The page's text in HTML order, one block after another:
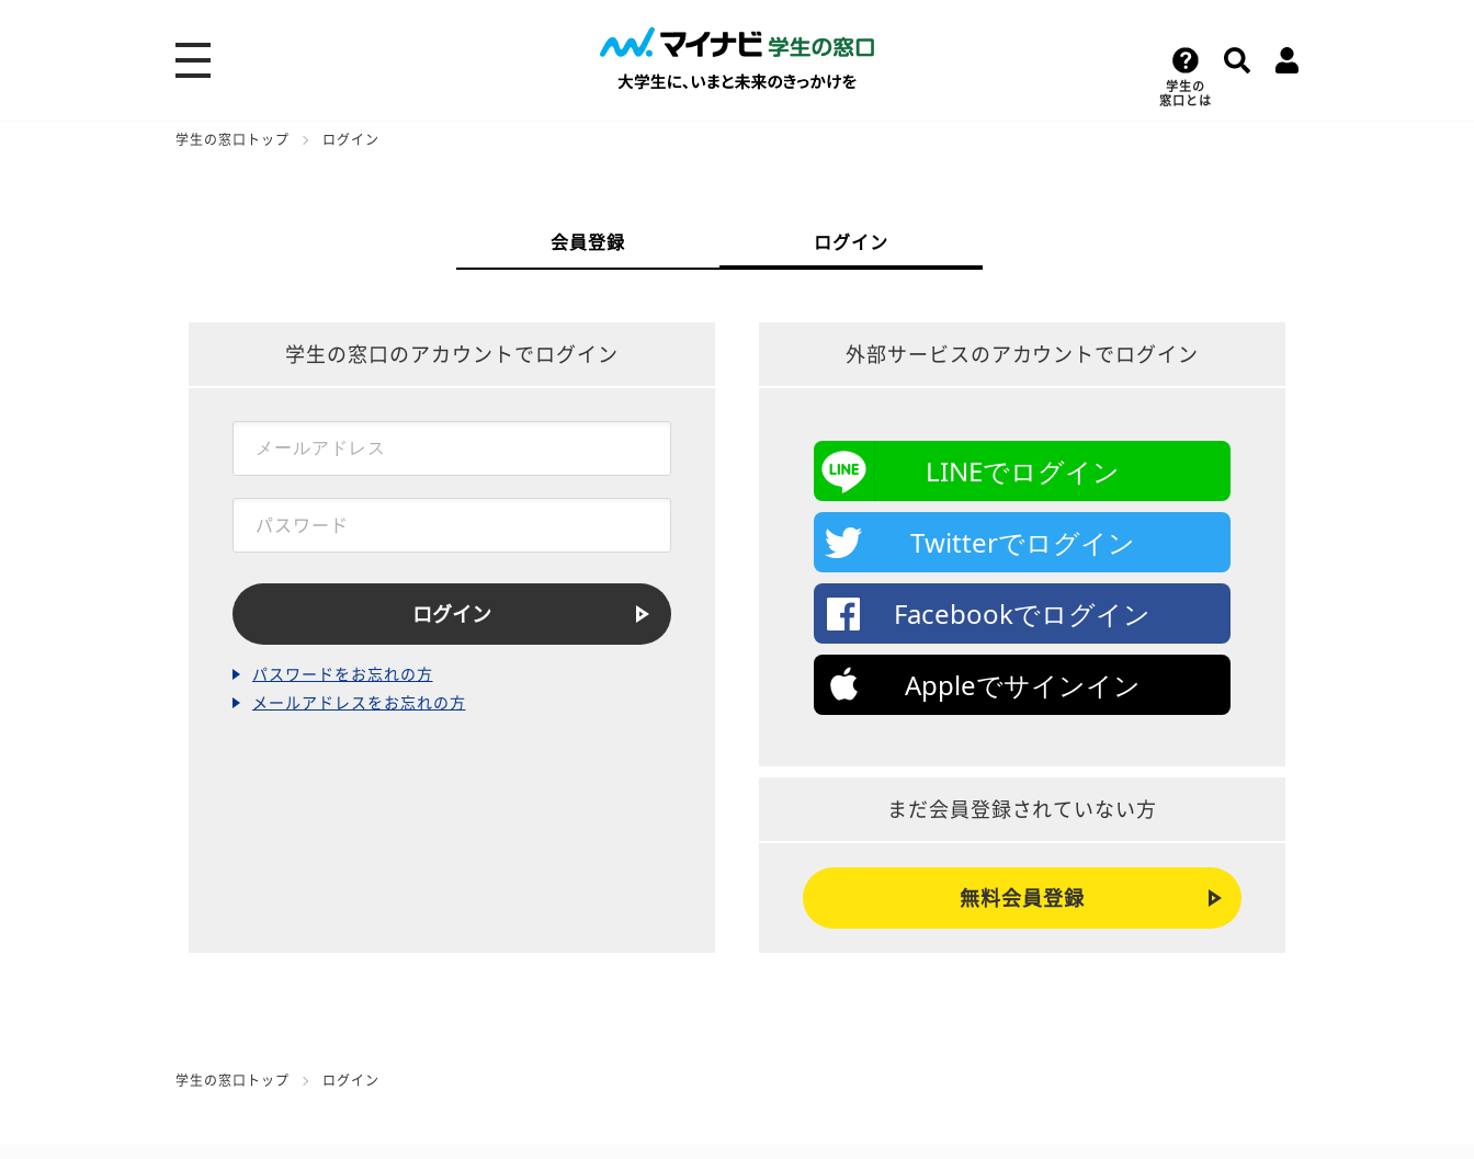
学生の
窓口とは
学生の窓口トップ ログイン
会員登録 ログイン
学生の窓口のアカウントでログイン
パスワードをお忘れの方
メールアドレスをお忘れの方
外部サービスのアカウントでログイン
LINEでログイン
Twitterでログイン
Facebookでログイン
Appleでサインイン
まだ会員登録されていない方
無料会員登録
学生の窓口トップ ログイン